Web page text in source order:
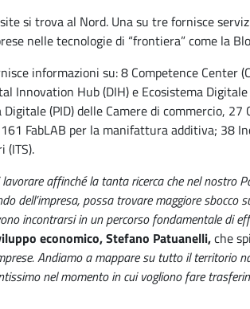
si trova al Nord. Una su tre fornisce
nelle tecnologie di “frontiera” come la
informazioni su: 8 Competence Center
Innovation Hub (DIH) e Ecosistema
(PID) delle Camere di commercio, 27
FabLAB per la manifattura additiva; 38
(ITS).
affinché la tanta ricerca che nel nostro
dell’impresa, possa trovare maggiore
incontrarsi in un percorso fondamentale di
economico, Stefano Patuanelli,che
Andiamo a mappare su tutto il territorio
nel momento in cui vogliono fare